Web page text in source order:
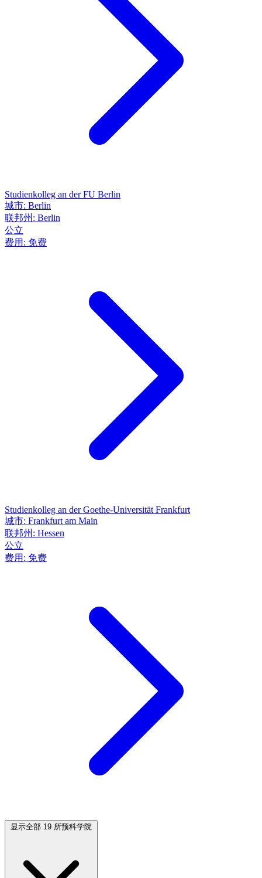
Studienkolleg an der FU Berlin
城市: Berlin
联邦州: Berlin
公立
费用: 免费
Studienkolleg an der Goethe-Universität Frankfurt
城市: Frankfurt am Main
联邦州: Hessen
公立
费用: 免费
显示全部 19 所预科学院